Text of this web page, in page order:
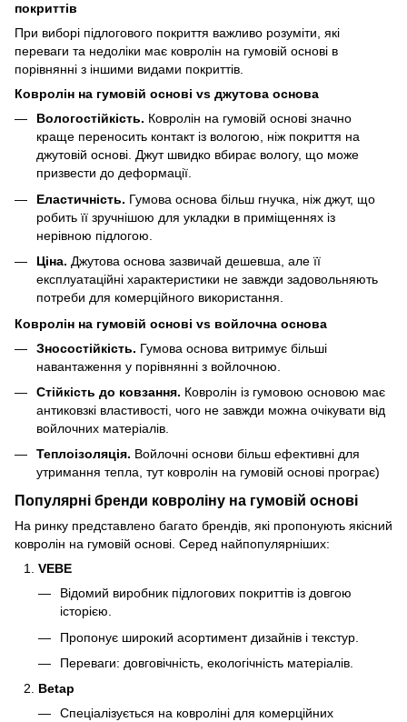
покриттів
При виборі підлогового покриття важливо розуміти, які
переваги та недоліки має ковролін на гумовій основі в
порівнянні з іншими видами покриттів.
Ковролін на гумовій основі vs джутова основа
Вологостійкість. Ковролін на гумовій основі значно
краще переносить контакт із вологою, ніж покриття на
джутовій основі. Джут швидко вбирає вологу, що може
призвести до деформації.
Еластичність. Гумова основа більш гнучка, ніж джут, що
робить її зручнішою для укладки в приміщеннях із
нерівною підлогою.
Ціна. Джутова основа зазвичай дешевша, але її
експлуатаційні характеристики не завжди задовольняють
потреби для комерційного використання.
Ковролін на гумовій основі vs войлочна основа
Зносостійкість. Гумова основа витримує більші
навантаження у порівнянні з войлочною.
Стійкість до ковзання. Ковролін із гумовою основою має
антиковзкі властивості, чого не завжди можна очікувати від
войлочних матеріалів.
Теплоізоляція. Войлочні основи більш ефективні для
утримання тепла, тут ковролін на гумовій основі програє)
Популярні бренди ковроліну на гумовій основі
На ринку представлено багато брендів, які пропонують якісний
ковролін на гумовій основі. Серед найпопулярніших:
VEBE
Відомий виробник підлогових покриттів із довгою
історією.
Пропонує широкий асортимент дизайнів і текстур.
Переваги: довговічність, екологічність матеріалів.
Betap
Спеціалізується на ковроліні для комерційних